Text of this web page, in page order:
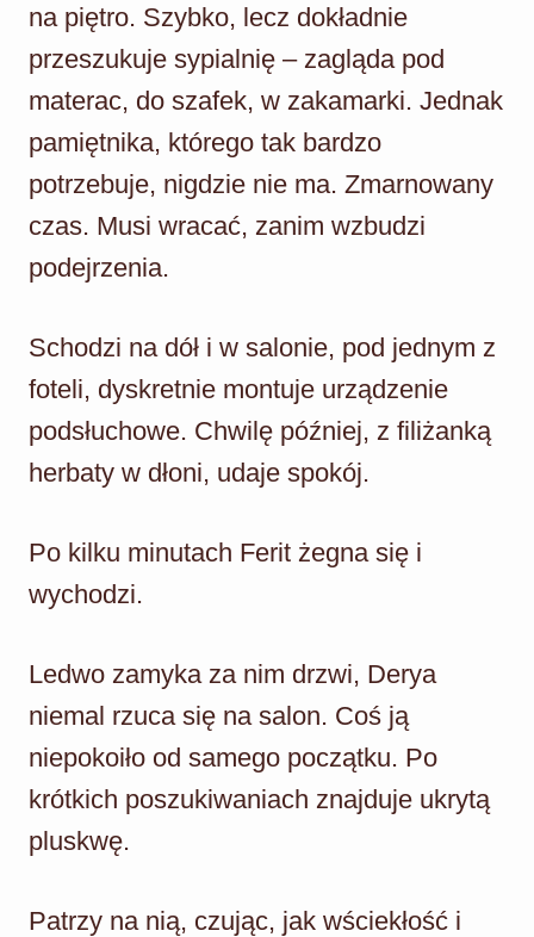
na piętro. Szybko, lecz dokładnie
przeszukuje sypialnię – zagląda pod
materac, do szafek, w zakamarki. Jednak
pamiętnika, którego tak bardzo
potrzebuje, nigdzie nie ma. Zmarnowany
czas. Musi wracać, zanim wzbudzi
podejrzenia.
Schodzi na dół i w salonie, pod jednym z
foteli, dyskretnie montuje urządzenie
podsłuchowe. Chwilę później, z filiżanką
herbaty w dłoni, udaje spokój.
Po kilku minutach Ferit żegna się i
wychodzi.
Ledwo zamyka za nim drzwi, Derya
niemal rzuca się na salon. Coś ją
niepokoiło od samego początku. Po
krótkich poszukiwaniach znajduje ukrytą
pluskwę.
Patrzy na nią, czując, jak wściekłość i